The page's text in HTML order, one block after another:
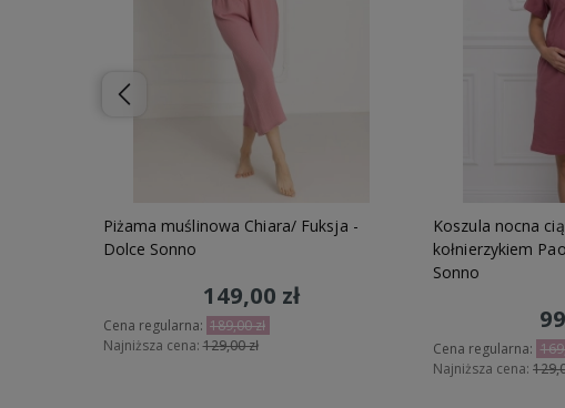
Piżama muślinowa Chiara/ Fuksja -
Dolce Sonno
149,00 zł
Cena regularna: 189,00 zł
Najniższa cena:129,00 zł
Koszula nocna
kołnierzykiem
Sonno
Cena regularna:
Najniższa cena: